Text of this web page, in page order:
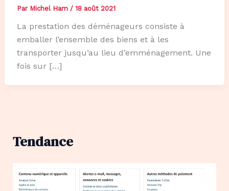
Par Michel Ham / 18 août 2021
La prestation des déménageurs consiste à
emballer l’ensemble des biens et à les
transporter jusqu’au lieu d’emménagement. Une
fois sur […]
Tendance